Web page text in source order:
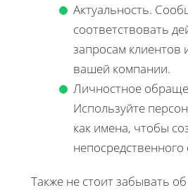
Актуальность.
соответствовать
запросам клиентов
вашей компании.
Личностное
Используйте
как имена, чтобы
Также не стоит забывать